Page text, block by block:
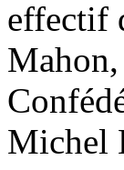
effectif
Michel